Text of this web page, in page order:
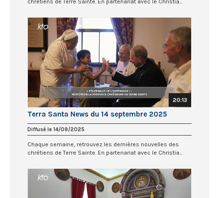
chrétiens de Terre Sainte. En partenariat avec le Christia...
20:13
Terra Santa News du 14 septembre 2025
Diffusé le 14/09/2025
Chaque semaine, retrouvez les dernières nouvelles des
chrétiens de Terre Sainte. En partenariat avec le Christia...